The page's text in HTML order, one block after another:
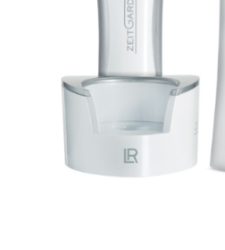
ÎNGRIJIRE BEBELUȘI ȘI COPII
ÎNGRIJIRE DENTARĂ
ÎNGRIJIRE PENTRU BĂRBAŢI
ÎNGRIJIREA & CURĂŢAREA
ÎNGRIJIREA PĂRULUI